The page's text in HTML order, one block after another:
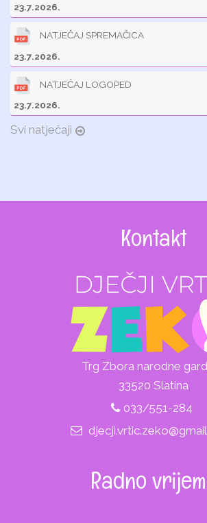
23.7.2026.
NATJEČAJ SPREMAČICA
23.7.2026.
NATJEČAJ LOGOPED
23.7.2026.
Svi natječaji
Kontakt
Trg Zbora narodne
33520 Slatina
033/551-284
Radno